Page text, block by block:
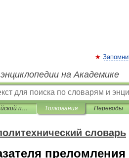
на Академике
Русско-английский политехнический словарь Толкования Переводы
словарь
преломления